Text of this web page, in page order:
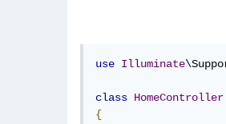
use Illuminate
class HomeController
{